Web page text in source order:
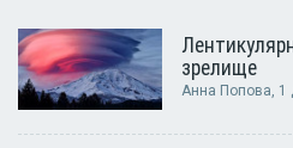
зрелище
Анна Попова, 1